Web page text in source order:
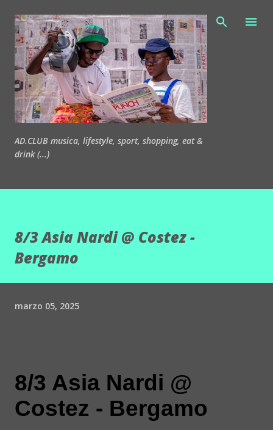
Passa ai contenuti principali
AD.CLUB musica, lifestyle, sport, shopping, eat &
drink (...)
8/3 Asia Nardi @ Costez -
Bergamo
marzo 05, 2025
8/3 Asia Nardi @
Costez - Bergamo